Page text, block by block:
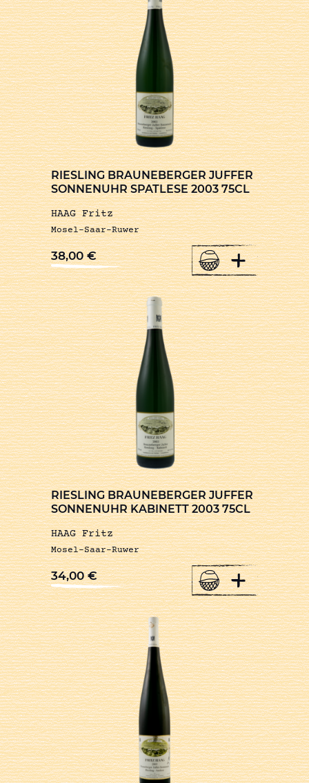
RIESLING BRAUNEBERGER JUFFER
SONNENUHR SPATLESE 2003 75CL
HAAG Fritz
Mosel-Saar-Ruwer
38,00€ +
RIESLING BRAUNEBERGER JUFFER
SONNENUHR KABINETT 2003 75CL
HAAG Fritz
Mosel-Saar-Ruwer
34,00€ +